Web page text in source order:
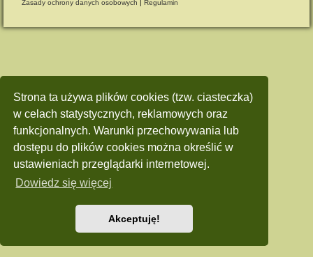
Strona ta używa plików cookies (tzw. ciasteczka)
w celach statystycznych, reklamowych oraz
funkcjonalnych. Warunki przechowywania lub
dostępu do plików cookies można określić w
ustawieniach przeglądarki internetowej.
Dowiedz się więcej
Akceptuję!
Zasady ochrony danych osobowych | Regulamin